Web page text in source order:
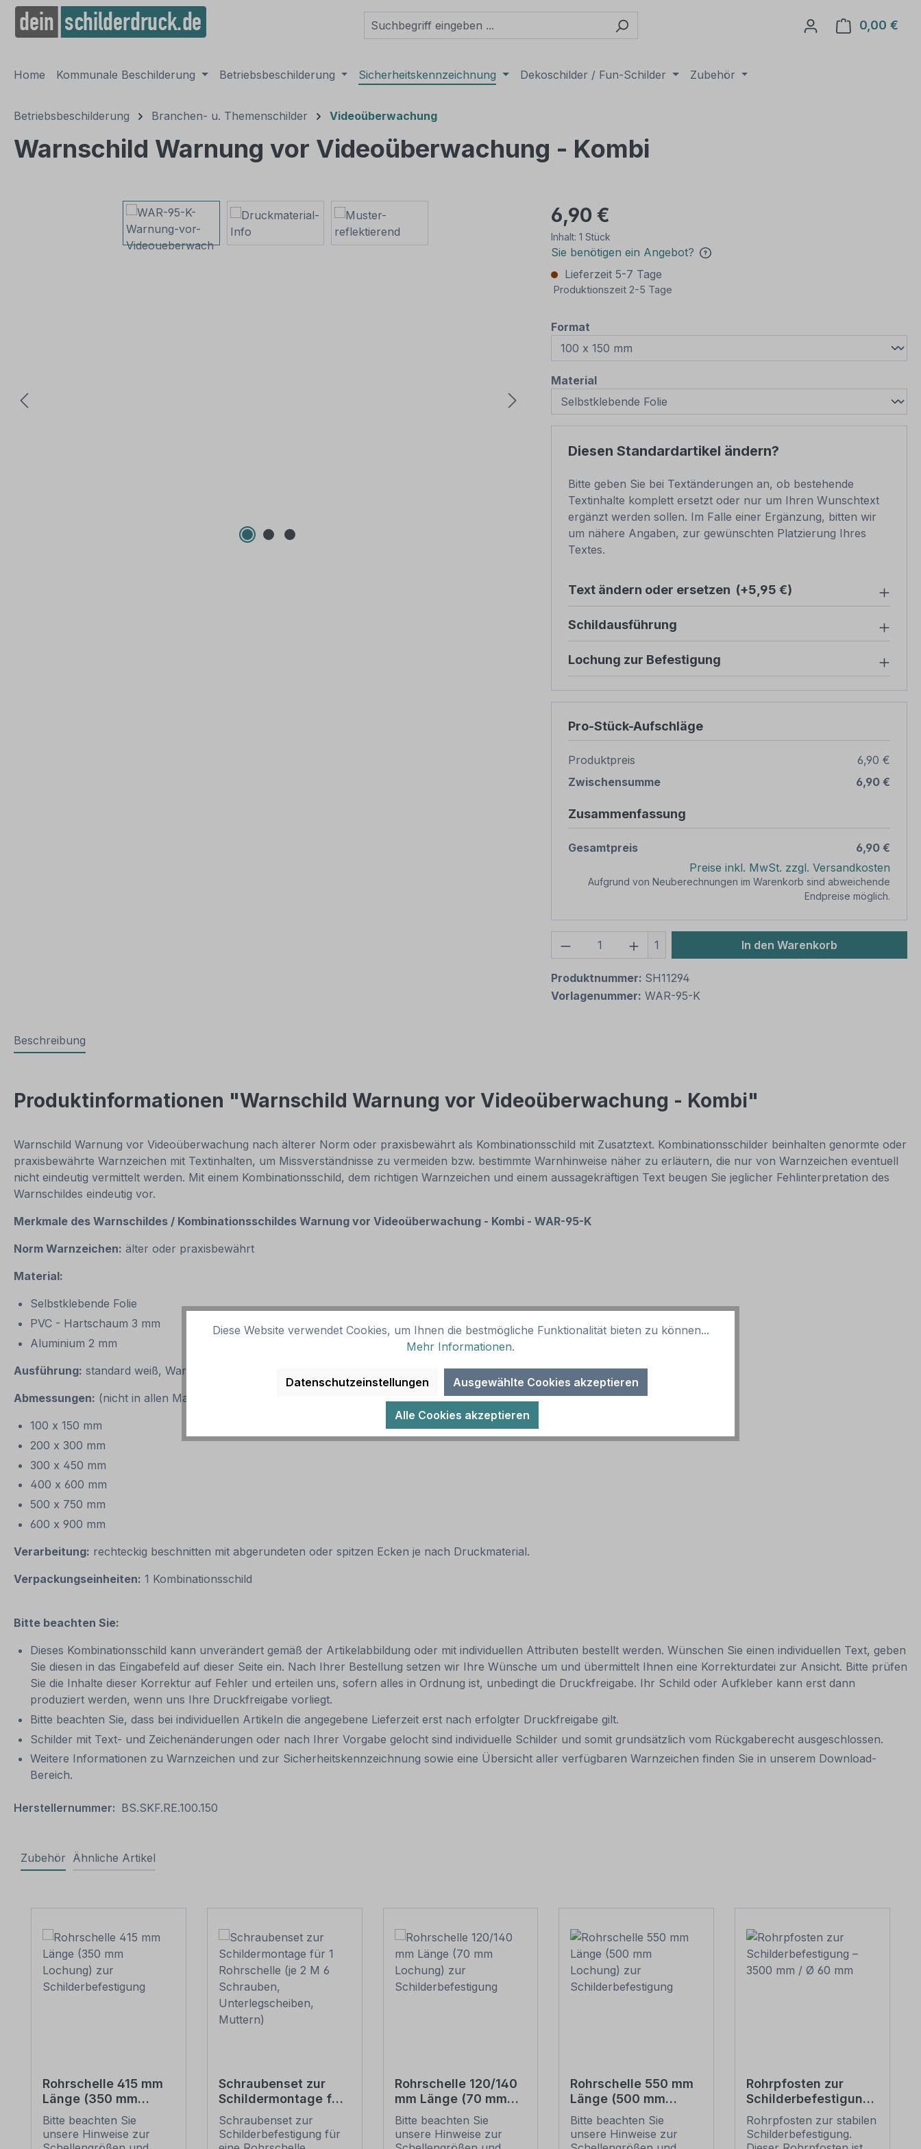
Zur Hauptnavigation springen
0,00 €
Home Kommunale Beschilderung Betriebsbeschilderung Sicherheitskennzeichnung Dekoschilder / Fun-Schilder Zubehör
Betriebsbeschilderung Branchen- u. Themenschilder Videoüberwachung
Warnschild Warnung vor Videoüberwachung - Kombi
Bildergalerie überspringen 6,90 €
Inhalt: 1 Stück
Sie benötigen ein Angebot?
Lieferzeit 5-7 Tage
Produktionszeit 2-5 Tage
Format
Materialauswählen
Diesen Standardartikel ändern?
Bitte geben Sie bei Textänderungen an, ob bestehende
Textinhalte komplett ersetzt oder nur um Ihren Wunschtext
ergänzt werden sollen. Im Falle einer Ergänzung, bitten wir
um nähere Angaben, zur gewünschten Platzierung Ihres
Textes.
Text ändern oder ersetzen (+5,95 €)
Schildausführung
Lochung zur Befestigung
Pro-Stück-Aufschläge
Produktpreis
6,90 €
Zwischensumme
6,90 €
Zusammenfassung
Gesamtpreis
6,90 €
Preise inkl. MwSt. zzgl. Versandkosten
Aufgrund von Neuberechnungen im Warenkorb sind abweichende
Endpreise möglich.
Produkt Anzahl: Gib den gewünschten Wert
1 In den Warenkorb
Produktnummer: SH11294
Vorlagenummer: WAR-95-K
Beschreibung
Produktinformationen "Warnschild Warnung vor Videoüberwachung - Kombi"
Warnschild Warnung vor Videoüberwachung nach älterer Norm oder praxisbewährt als Kombinationsschild mit Zusatztext. Kombinationsschilder beinhalten genormte oder
praxisbewährte Warnzeichen mit Textinhalten, um Missverständnisse zu vermeiden bzw. bestimmte Warnhinweise näher zu erläutern, die nur von Warnzeichen eventuell
nicht eindeutig vermittelt werden. Mit einem Kombinationsschild, dem richtigen Warnzeichen und einem aussagekräftigen Text beugen Sie jeglicher Fehlinterpretation des
Warnschildes eindeutig vor.
Merkmale des Warnschildes / Kombinationsschildes Warnung vor Videoüberwachung - Kombi - WAR-95-K
Norm Warnzeichen: älter oder praxisbewährt
Material:
Selbstklebende Folie
PVC - Hartschaum 3 mm
Aluminium 2 mm
Ausführung: standard weiß, Warnzeichen: Grundfarbe gelb, Rand und Symbol schwarz. Alternative Ausführungen sind möglich.
Abmessungen: (nicht in allen Materialien verfügbar)
100 x 150 mm
200 x 300 mm
300 x 450 mm
400 x 600 mm
500 x 750 mm
600 x 900 mm
Verarbeitung: rechteckig beschnitten mit abgerundeten oder spitzen Ecken je nach Druckmaterial.
Verpackungseinheiten: 1 Kombinationsschild
Bitte beachten Sie:
Dieses Kombinationsschild kann unverändert gemäß der Artikelabbildung oder mit individuellen Attributen bestellt werden. Wünschen Sie einen individuellen Text, geben
Sie diesen in das Eingabefeld auf dieser Seite ein. Nach Ihrer Bestellung setzen wir Ihre Wünsche um und übermittelt Ihnen eine Korrekturdatei zur Ansicht. Bitte prüfen
Sie die Inhalte dieser Korrektur auf Fehler und erteilen uns, sofern alles in Ordnung ist, unbedingt die Druckfreigabe. Ihr Schild oder Aufkleber kann erst dann
produziert werden, wenn uns Ihre Druckfreigabe vorliegt.
Bitte beachten Sie, dass bei individuellen Artikeln die angegebene Lieferzeit erst nach erfolgter Druckfreigabe gilt.
Schilder mit Text- und Zeichenänderungen oder nach Ihrer Vorgabe gelocht sind individuelle Schilder und somit grundsätzlich vom Rückgaberecht ausgeschlossen.
Weitere Informationen zu Warnzeichen und zur Sicherheitskennzeichnung sowie eine Übersicht aller verfügbaren Warnzeichen finden Sie in unserem Download-
Bereich.
Herstellernummer: BS.SKF.RE.100.150
Zubehör Ähnliche Artikel
Rohrschelle 415 mm
Länge (350 mm
Lochung) zur
Schilderbefestigung
Bitte beachten Sie
unsere Hinweise zur
Schraubenset zur
Schildermontage für
1 Rohrschelle (je 2 M
6 Schrauben,
Unterlegscheiben,
Schraubenset zur
Schilderbefestigung für
Rohrschelle 120/140
mm Länge (70 mm
Lochung) zur
Schilderbefestigung
Bitte beachten Sie
unsere Hinweise zur
Rohrschelle 550 mm
Länge (500 mm
Lochung) zur
Schilderbefestigung
Bitte beachten Sie
unsere Hinweise zur
Rohrpfosten zur
Schilderbefestigung
– 3500 mm / Ø 60
mm
Rohrpfosten zur stabilen
Schilderbefestigung.
Diese Website verwendet Cookies, um Ihnen die bestmögliche Funktionalität bieten zu können...
Mehr Informationen.
Datenschutzeinstellungen Ausgewählte Cookies akzeptieren
Alle Cookies akzeptieren